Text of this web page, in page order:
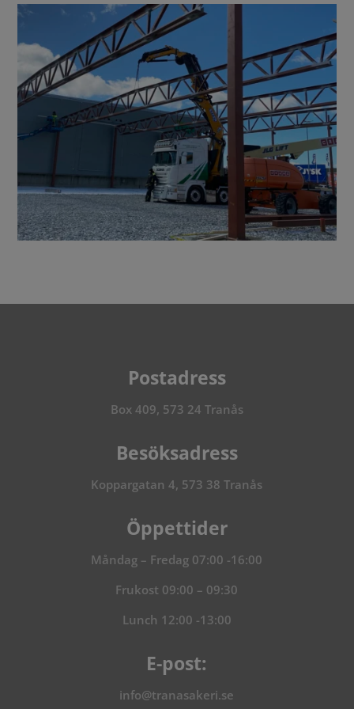
Postadress
Box 409, 573 24 Tranås
Besöksadress
Koppargatan 4, 573 38 Tranås
Öppettider
Måndag – Fredag 07:00 -16:00
Frukost 09:00 – 09:30
Lunch 12:00 -13:00
E-post:
info@tranasakeri.se